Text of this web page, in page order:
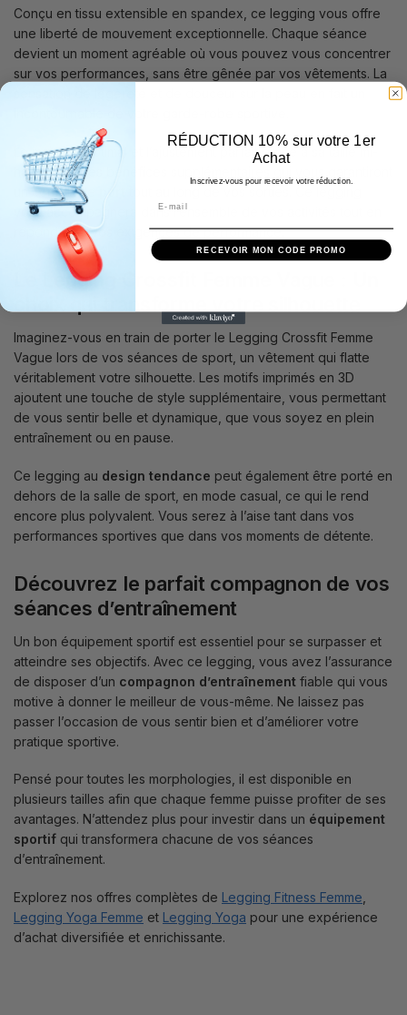
Conçu en tissu extensible en spandex, ce legging vous offre
une liberté de mouvement exceptionnelle. Chaque séance
devient un moment agréable où vous pouvez vous concentrer
sur vos performances, sans être gênée par vos vêtements. La
Le maintien optimal et l’ajustement parfait grâce à sa taille mi-
haute sont des bénéfices supplémentaires qui vous garantiront
un confort de
vous accompagnera dans l’ensemble de vos activités tout en
répondant à vos exigences de performance.
Le Legging Crossfit Femme Vague : Un
Imaginez-vous en train de porter le Legging Crossfit Femme
Vague lors de vos séances de sport, un vêtement qui flatte
véritablement votre silhouette. Les motifs imprimés en 3D
ajoutent une touche de style supplémentaire, vous permettant
de vous sentir belle et dynamique, que vous soyez en plein
entraînement ou en pause.
Ce legging au design tendance peut également être porté en
dehors de la salle de sport, en mode casual, ce qui le rend
encore plus polyvalent. Vous serez à l’aise tant dans vos
performances sportives que dans vos moments de détente.
Découvrez le parfait compagnon de vos
séances d’entraînement
Un bon équipement sportif est essentiel pour se surpasser et
atteindre ses objectifs. Avec ce legging, vous avez l’assurance
de disposer d’un compagnon d’entraînement fiable qui vous
motive à donner le meilleur de vous-même. Ne laissez pas
passer l’occasion de vous sentir bien et d’améliorer votre
pratique sportive.
Pensé pour toutes les morphologies, il est disponible en
plusieurs tailles afin que chaque femme puisse profiter de ses
avantages. N’attendez plus pour investir dans un équipement
sportif qui transformera chacune de vos séances
d’entraînement.
Explorez nos offres complètes de Legging Fitness Femme
Legging Yoga Femme et Legging Yoga pour une expérience
d’achat diversifiée et enrichissante.
RÉDUCTION 10% sur votre 1er
Achat
Inscrivez-vous pour recevoir votre réduction.
RECEVOIR MON CODE PROMO